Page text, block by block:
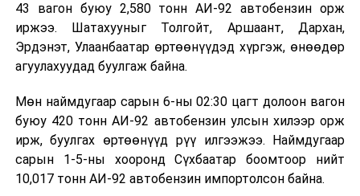
43 вагон буюу 2,580 тонн АИ-92 автобензин орж
иржээ. Шатахууныг Толгойт, Аршаант, Дархан,
Эрдэнэт, Улаанбаатар өртөөнүүдэд хүргэж, өнөөдөр
агуулахуудад буулгаж байна.
Мөн наймдугаар сарын 6-ны 02:30 цагт долоон вагон
буюу 420 тонн АИ-92 автобензин улсын хилээр орж
ирж, буулгах өртөөнүүд рүү илгээжээ. Наймдугаар
сарын 1-5-ны хооронд Сүхбаатар боомтоор нийт
10,017 тонн АИ-92 автобензин импортолсон байна.